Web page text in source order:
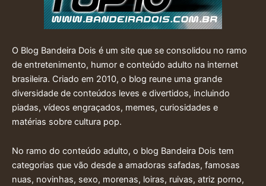
O Blog Bandeira Dois é um site que se consolidou no ramo
de entretenimento, humor e conteúdo adulto na internet
brasileira. Criado em 2010, o blog reune uma grande
diversidade de conteúdos leves e divertidos, incluindo
piadas, vídeos engraçados, memes, curiosidades e
matérias sobre cultura pop.
No ramo do conteúdo adulto, o blog Bandeira Dois tem
categorias que vão desde a amadoras safadas, famosas
nuas, novinhas, sexo, morenas, loiras, ruivas, atriz porno,